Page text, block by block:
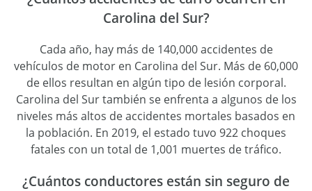
Carolina del Sur?
Cada año, hay más de 140,000 accidentes de
vehículos de motor en Carolina del Sur. Más de 60,000
de ellos resultan en algún tipo de lesión corporal.
Carolina del Sur también se enfrenta a algunos de los
niveles más altos de accidentes mortales basados en
la población. En 2019, el estado tuvo 922 choques
fatales con un total de 1,001 muertes de tráfico.
¿Cuántos conductores están sin seguro de